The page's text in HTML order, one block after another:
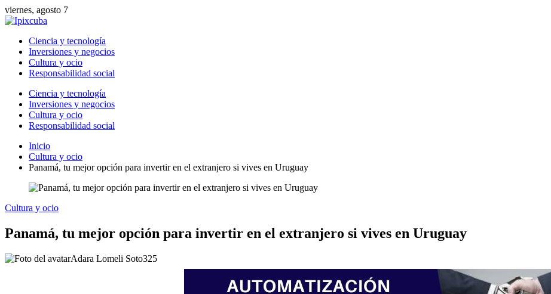
viernes, agosto 7
Ciencia y tecnología
Inversiones y negocios
Cultura y ocio
Responsabilidad social
Ciencia y tecnología
Inversiones y negocios
Cultura y ocio
Responsabilidad social
Inicio
Cultura y ocio
Panamá, tu mejor opción para invertir en el extranjero si vives en Uruguay
Cultura y ocio
Panamá, tu mejor opción para invertir en el extranjero si vives en Uruguay
Adara Lomeli Soto325